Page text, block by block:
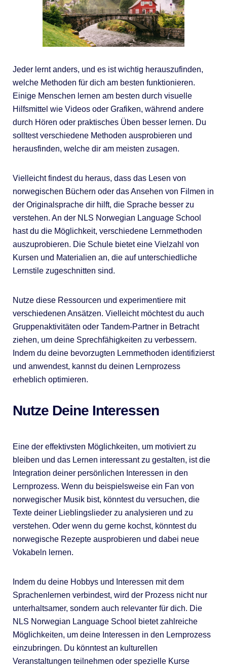
Jeder lernt anders, und es ist wichtig herauszufinden,
welche Methoden für dich am besten funktionieren.
Einige Menschen lernen am besten durch visuelle
Hilfsmittel wie Videos oder Grafiken, während andere
durch Hören oder praktisches Üben besser lernen. Du
solltest verschiedene Methoden ausprobieren und
herausfinden, welche dir am meisten zusagen.
Vielleicht findest du heraus, dass das Lesen von
norwegischen Büchern oder das Ansehen von Filmen in
der Originalsprache dir hilft, die Sprache besser zu
verstehen. An der NLS Norwegian Language School
hast du die Möglichkeit, verschiedene Lernmethoden
auszuprobieren. Die Schule bietet eine Vielzahl von
Kursen und Materialien an, die auf unterschiedliche
Lernstile zugeschnitten sind.
Nutze diese Ressourcen und experimentiere mit
verschiedenen Ansätzen. Vielleicht möchtest du auch
Gruppenaktivitäten oder Tandem-Partner in Betracht
ziehen, um deine Sprechfähigkeiten zu verbessern.
Indem du deine bevorzugten Lernmethoden identifizierst
und anwendest, kannst du deinen Lernprozess
erheblich optimieren.
Nutze Deine Interessen
Eine der effektivsten Möglichkeiten, um motiviert zu
bleiben und das Lernen interessant zu gestalten, ist die
Integration deiner persönlichen Interessen in den
Lernprozess. Wenn du beispielsweise ein Fan von
norwegischer Musik bist, könntest du versuchen, die
Texte deiner Lieblingslieder zu analysieren und zu
verstehen. Oder wenn du gerne kochst, könntest du
norwegische Rezepte ausprobieren und dabei neue
Vokabeln lernen.
Indem du deine Hobbys und Interessen mit dem
Sprachenlernen verbindest, wird der Prozess nicht nur
unterhaltsamer, sondern auch relevanter für dich. Die
NLS Norwegian Language School bietet zahlreiche
Möglichkeiten, um deine Interessen in den Lernprozess
einzubringen. Du könntest an kulturellen
Veranstaltungen teilnehmen oder spezielle Kurse